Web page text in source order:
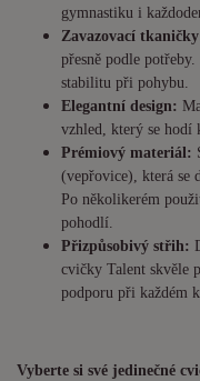
gymnastiku i
Zavazovací
přesně podle
stabilitu při pohybu.
Elegantní design:
vzhled, který se
Prémiový materiál:
(vepřovice), která se
Po několikerém
pohodlí.
Přizpůsobivý střih:
cvičky Talent skvěle
podporu při každém
Vyberte si své jedinečné